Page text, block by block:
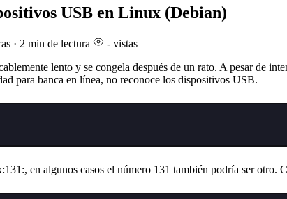
USB en Linux (Debian)
· 2 min de lectura - vistas
lento y se congela después de un rato. A pesar de
para banca en línea, no reconoce los dispositivos USB.
en algunos casos el número 131 también podría ser otro.